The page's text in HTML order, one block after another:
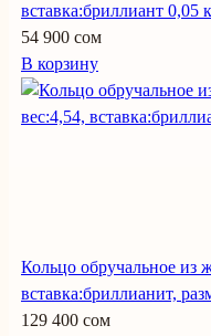
вставка:бриллиант 0,05
54 900 сом
В корзину
Кольцо обручальное из
вставка:бриллианит,
129 400 сом